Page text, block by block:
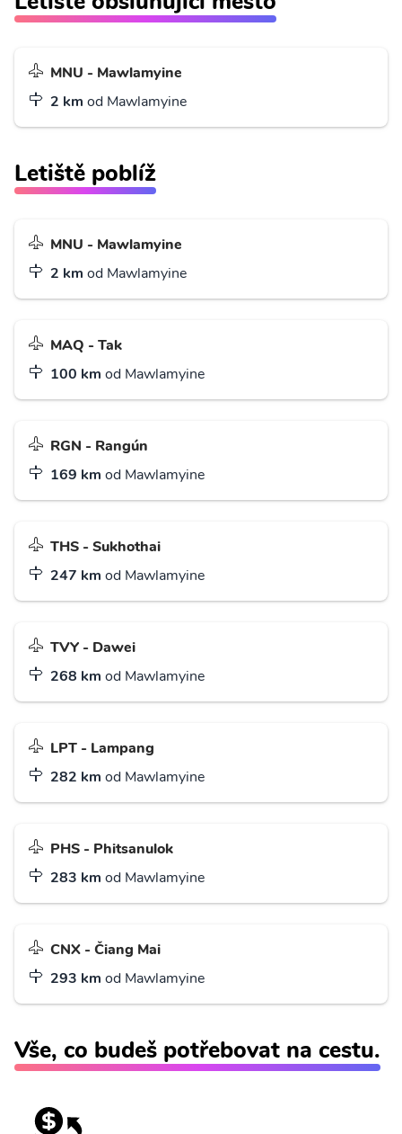
MNU - Mawlamyine
2 km od Mawlamyine
Letiště poblíž
MNU - Mawlamyine
2 km od Mawlamyine
MAQ - Tak
100 km od Mawlamyine
RGN - Rangún
169 km od Mawlamyine
THS - Sukhothai
247 km od Mawlamyine
TVY - Dawei
268 km od Mawlamyine
LPT - Lampang
282 km od Mawlamyine
PHS - Phitsanulok
283 km od Mawlamyine
CNX - Čiang Mai
293 km od Mawlamyine
Vše, co budeš potřebovat na cestu.